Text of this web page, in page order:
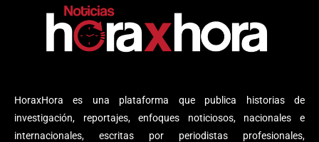
HoraxHora es una plataforma que publica historias de
investigación, reportajes, enfoques noticiosos, nacionales e
internacionales, escritas por periodistas profesionales,